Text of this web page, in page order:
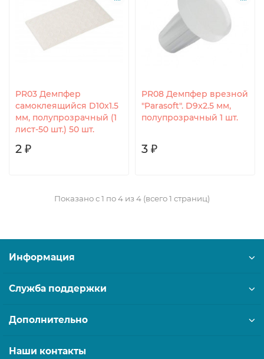
PR03 Демпфер
самоклеящийся D10x1.5
мм, полупрозрачный (1
лист-50 шт.) 50 шт.
2 ₽
PR08 Демпфер врезной
"Parasoft". D9x2.5 мм,
полупрозрачный 1 шт.
3 ₽
Показано с 1 по 4 из 4 (всего 1 страниц)
Информация
Служба поддержки
Дополнительно
Наши контакты